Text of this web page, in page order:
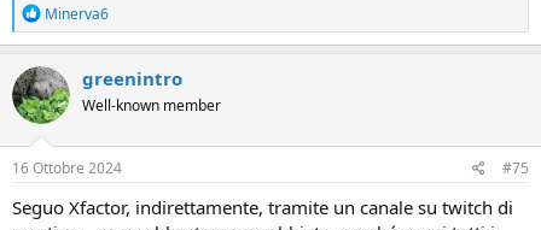
R
e
a
c
t
i
o
n
s
Minerva6
greenintro
Well-known member
16 Ottobre 2024 #75
Seguo Xfactor, indirettamente, tramite un canale su twitch di